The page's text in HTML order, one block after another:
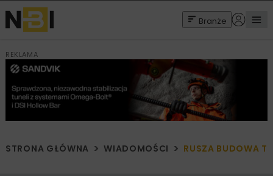
Branże
REKLAMA
STRONA GŁÓWNA WIADOMOŚCI RUSZA BUDOWA